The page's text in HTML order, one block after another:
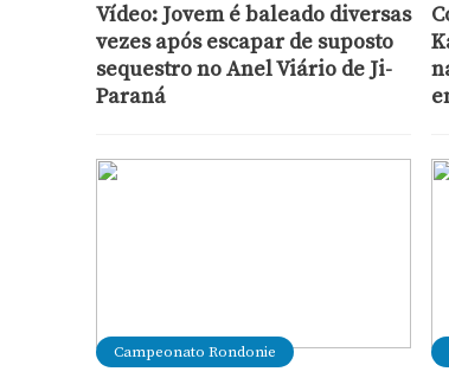
Vídeo: Jovem é baleado diversas
vezes após escapar de suposto
sequestro no Anel Viário de Ji-
Paraná
Campeonato Rondonie